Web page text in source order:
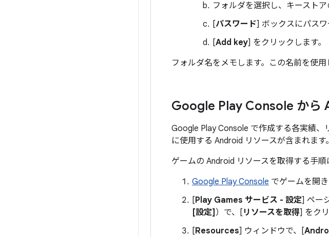
フォルダを選択し、キーストア
[パスワード] ボックスにパスワ
[Add key] をクリックします。
フォルダ名をメモします。この名前を使
Google Play Console から
Google Play Console で作成する各実績、
に使用する Android リソースが含まれます。
ゲームの Android リソースを取得する手順
Google Play Console でゲームを開き
[Play Games サービス - 設定] ペー
[設定] ）で、[ リソースを取得] をク
[Resources] ウィンドウで、[